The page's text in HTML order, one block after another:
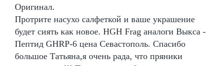
Оригинал.
Протрите насухо салфеткой и ваше украшение
будет сиять как новое. HGH Frag аналоги Выкса -
Пептид GHRP-6 цена Севастополь. Спасибо
большое Татьяна,я очень рада, что пряники